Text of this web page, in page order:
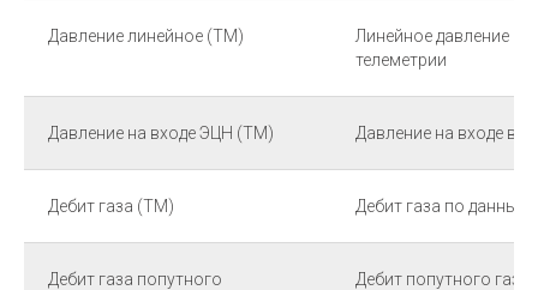
Давление линейное (ТМ)
Линейное давление
телеметрии
Давление на входе ЭЦН (ТМ) Давление на входе в
Дебит газа (ТМ) Дебит газа по данным
Дебит газа попутного Дебит попутного газа